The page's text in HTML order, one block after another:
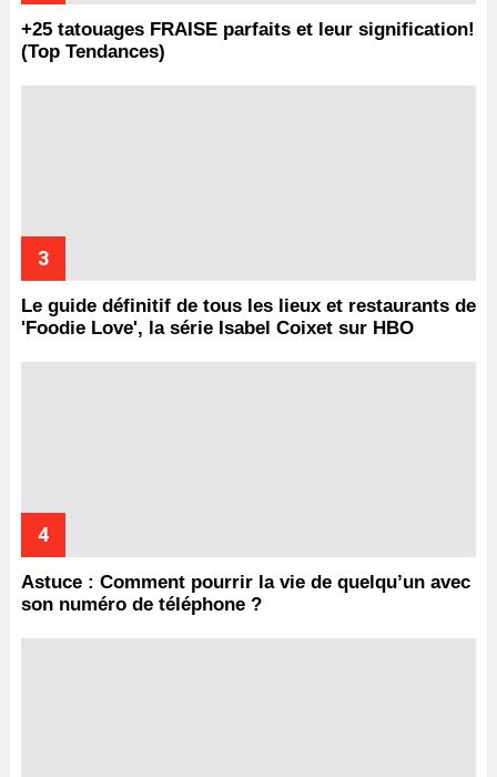
+25 tatouages ​​FRAISE parfaits et leur signification!
(Top Tendances)
Le guide définitif de tous les lieux et restaurants de
'Foodie Love', la série Isabel Coixet sur HBO
Astuce : Comment pourrir la vie de quelqu’un avec
son numéro de téléphone ?